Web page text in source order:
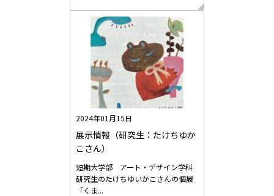
2024年01月15日
展示情報（研究生：たけちゆか
こさん）
短期大学部 アート・デザイン学科
研究生のたけちゆいかこさんの個展
「くま...